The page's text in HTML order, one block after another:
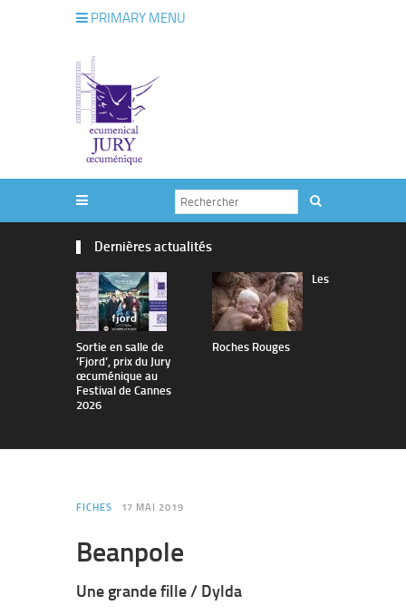
PRIMARY MENU
Dernières actualités
Sortie en salle de
’Fjord’, prix du Jury
œcuménique au
Festival de Cannes
2026
Les
Roches Rouges
FICHES 17 MAI 2019
Beanpole
Une grande fille / Dylda